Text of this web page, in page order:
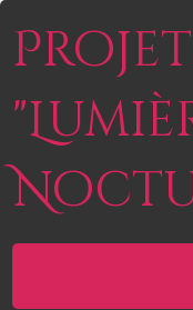
Projet